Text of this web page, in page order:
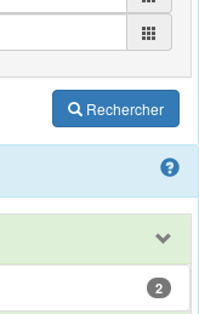
Rechercher
2